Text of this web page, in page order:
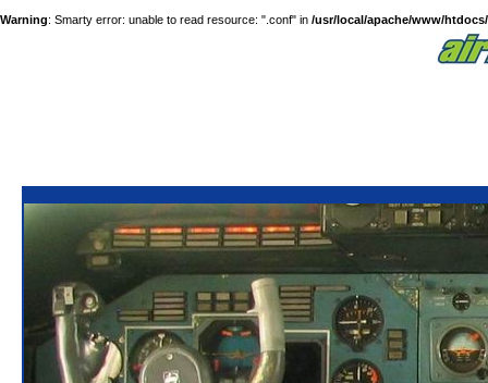
Warning: Smarty error: unable to read resource: ".conf" in /usr/local/apache/www/